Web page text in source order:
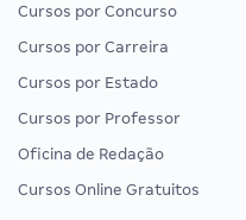
Cursos por Concurso
Cursos por Carreira
Cursos por Estado
Cursos por Professor
Oficina de Redação
Cursos Online Gratuitos